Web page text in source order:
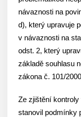
návaznosti na
d), který upravuje
v návaznosti na
odst. 2, který
základě souhlasu
zákona č. 101/
Ze zjištění
stanovil podmínky